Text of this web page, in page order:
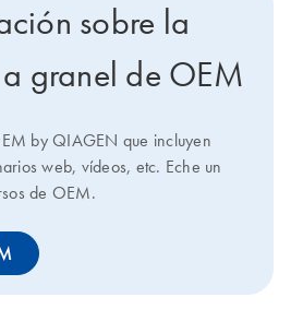
sobre la
granel de OEM
by QIAGEN que incluyen
web, vídeos, etc. Eche un
de OEM.